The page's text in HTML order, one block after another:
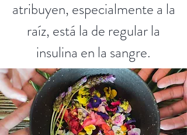
atribuyen, especialmente a la
raíz, está la de regular la
insulina en la sangre.